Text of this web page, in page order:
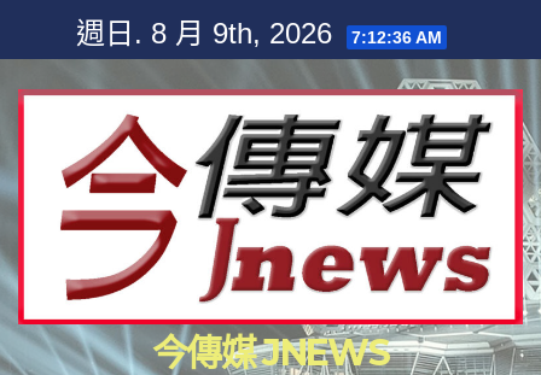
content
週日. 8 月 9th, 2026 7:12:36 AM
今傳媒 JNEWS